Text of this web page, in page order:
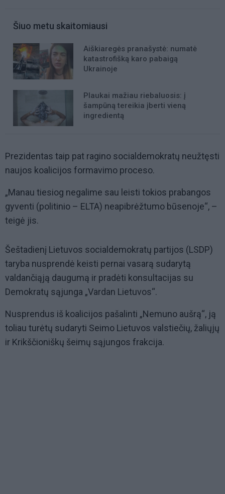
Šiuo metu skaitomiausi
Aiškiaregės pranašystė: numatė
katastrofišką karo pabaigą
Ukrainoje
Plaukai mažiau riebaluosis: į
šampūną tereikia įberti vieną
ingredientą
Prezidentas taip pat ragino socialdemokratų neužtęsti
naujos koalicijos formavimo proceso.
„Manau tiesiog negalime sau leisti tokios prabangos
gyventi (politinio – ELTA) neapibrėžtumo būsenoje“, –
teigė jis.
Šeštadienį Lietuvos socialdemokratų partijos (LSDP)
taryba nusprendė keisti pernai vasarą sudarytą
valdančiąją daugumą ir pradėti konsultacijas su
Demokratų sąjunga „Vardan Lietuvos“.
Nusprendus iš koalicijos pašalinti „Nemuno aušrą“, ją
toliau turėtų sudaryti Seimo Lietuvos valstiečių, žaliųjų
ir Krikščioniškų šeimų sąjungos frakcija.